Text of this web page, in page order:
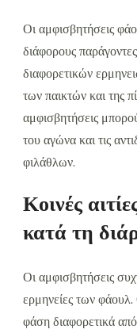
Οι αμφισβητήσεις
διάφορους
διαφορετικών
των παικτών και της
αμφισβητήσεις
του αγώνα και τις
φιλάθλων.
Κοινές
κατά τη
Οι αμφισβητήσεις
ερμηνείες των φάουλ.
φάση διαφορετικά